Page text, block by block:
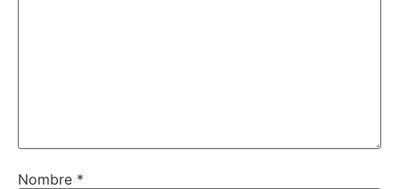
Nombre *